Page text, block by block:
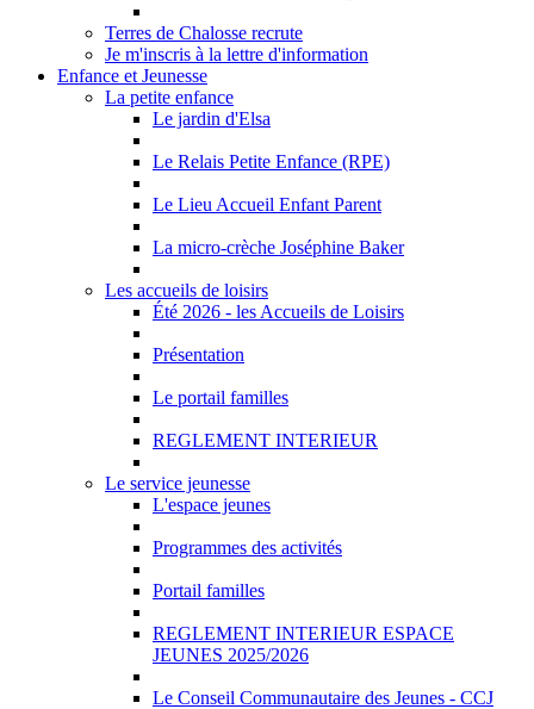
Terres de Chalosse recrute
Je m'inscris à la lettre d'information
Enfance et Jeunesse
La petite enfance
Le jardin d'Elsa
Le Relais Petite Enfance (RPE)
Le Lieu Accueil Enfant Parent
La micro-crèche Joséphine Baker
Les accueils de loisirs
Été 2026 - les Accueils de Loisirs
Présentation
Le portail familles
REGLEMENT INTERIEUR
Le service jeunesse
L'espace jeunes
Programmes des activités
Portail familles
REGLEMENT INTERIEUR ESPACE
JEUNES 2025/2026
Le Conseil Communautaire des Jeunes - CCJ